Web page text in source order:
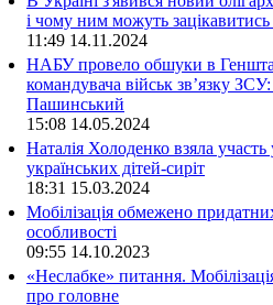
і чому ним можуть
11:49 14.11.2024
НАБУ провело обшуки в
командувача військ зв’язку
Пашинський
15:08 14.05.2024
Наталія Холоденко взяла
українських дітей-сиріт
18:31 15.03.2024
Мобілізація обмежено
особливості
09:55 14.10.2023
«Неслабке» питання.
про головне